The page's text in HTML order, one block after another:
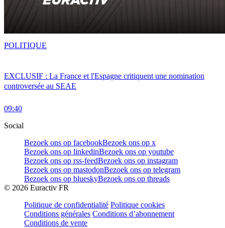
EXCLUSIF : La France et l'Espagne critiquent une nomination
controversée au SEAE
09:40
POLITIQUE
Social
Bezoek ons op facebookBezoek ons op x
Bezoek ons op linkedinBezoek ons op youtube
Bezoek ons op rss-feedBezoek ons op instagram
Bezoek ons op mastodonBezoek ons op telegram
Bezoek ons op blueskyBezoek ons op threads
© 2026 Euractiv FR
Politique de confidentialité Politique cookies
Conditions générales Conditions d’abonnement
Conditions de vente